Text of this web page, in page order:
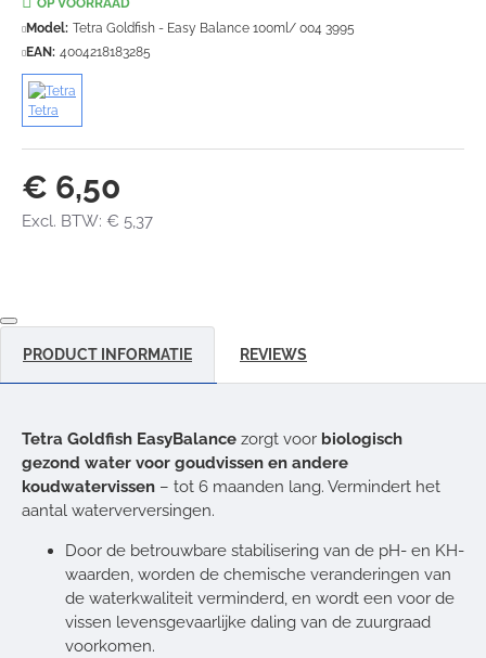
€ 6,50
Excl. BTW: € 5,37
Model: Tetra Goldfish - Easy Balance 100ml/ 004 3995
EAN: 4004218183285
Tetra
PRODUCT INFORMATIE REVIEWS
Tetra Goldfish EasyBalance zorgt voor biologisch
gezond water voor goudvissen en andere
koudwatervissen – tot 6 maanden lang. Vermindert het
aantal waterverversingen.
Door de betrouwbare stabilisering van de pH- en KH-
waarden, worden de chemische veranderingen van
de waterkwaliteit verminderd, en wordt een voor de
vissen levensgevaarlijke daling van de zuurgraad
voorkomen.